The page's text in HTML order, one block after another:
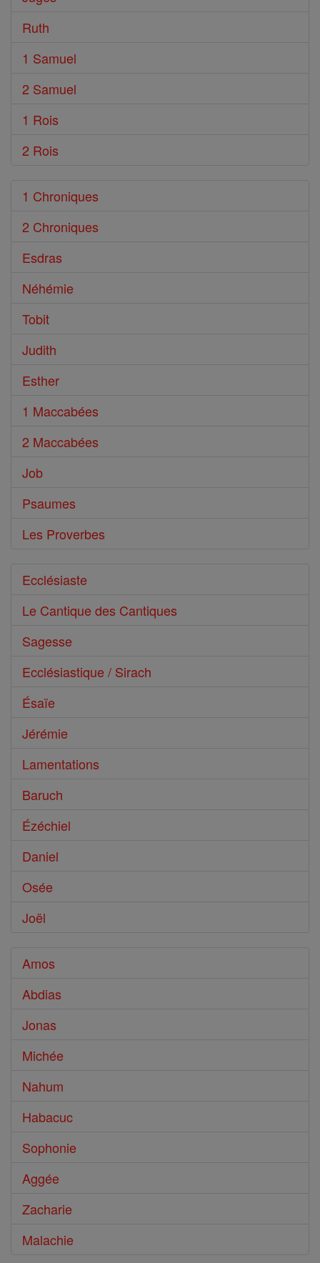
Ruth
1 Samuel
2 Samuel
1 Rois
2 Rois
1 Chroniques
2 Chroniques
Esdras
Néhémie
Tobit
Judith
Esther
1 Maccabées
2 Maccabées
Job
Psaumes
Les Proverbes
Ecclésiaste
Le Cantique des Cantiques
Sagesse
Ecclésiastique / Sirach
Ésaïe
Jérémie
Lamentations
Baruch
Ézéchiel
Daniel
Osée
Joël
Amos
Abdias
Jonas
Michée
Nahum
Habacuc
Sophonie
Aggée
Zacharie
Malachie